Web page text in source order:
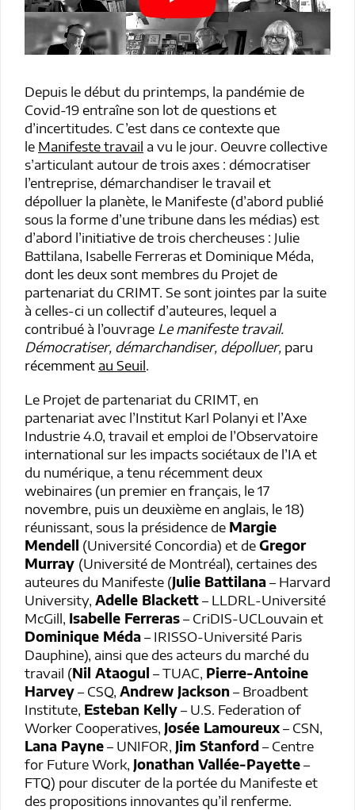
Depuis le début du printemps, la pandémie de
Covid-19 entraîne son lot de questions et
d’incertitudes. C’est dans ce contexte que
le Manifeste travail a vu le jour. Oeuvre collective
s’articulant autour de trois axes : démocratiser
l’entreprise, démarchandiser le travail et
dépolluer la planète, le Manifeste (d’abord publié
sous la forme d’une tribune dans les médias) est
d’abord l’initiative de trois chercheuses : Julie
Battilana, Isabelle Ferreras et Dominique Méda,
dont les deux sont membres du Projet de
partenariat du CRIMT. Se sont jointes par la suite
à celles-ci un collectif d’auteures, lequel a
contribué à l’ouvrage Le manifeste travail.
Démocratiser, démarchandiser, dépolluer, paru
récemment au Seuil.
Le Projet de partenariat du CRIMT, en
partenariat avec l’Institut Karl Polanyi et l’Axe
Industrie 4.0, travail et emploi de l’Observatoire
international sur les impacts sociétaux de l’IA et
du numérique, a tenu récemment deux
webinaires (un premier en français, le 17
novembre, puis un deuxième en anglais, le 18)
réunissant, sous la présidence de Margie
Mendell (Université Concordia) et deGregor
Murray (Université de Montréal), certaines des
auteures du Manifeste (Julie Battilana– Harvard
University, Adelle Blackett– LLDRL-Université
McGill, Isabelle Ferreras– CriDIS-UCLouvain et
Dominique Méda– IRISSO-Université Paris
Dauphine), ainsi que des acteurs du marché du
travail (Nil Ataogul – TUAC, Pierre-Antoine
Harvey– CSQ, Andrew Jackson– Broadbent
Institute, Esteban Kelly– U.S. Federation of
Worker Cooperatives, Josée Lamoureux– CSN,
Lana Payne– UNIFOR, Jim Stanford– Centre
for Future Work, Jonathan Vallée-Payette–
FTQ) pour discuter de la portée du Manifeste et
des propositions innovantes qu’il renferme.